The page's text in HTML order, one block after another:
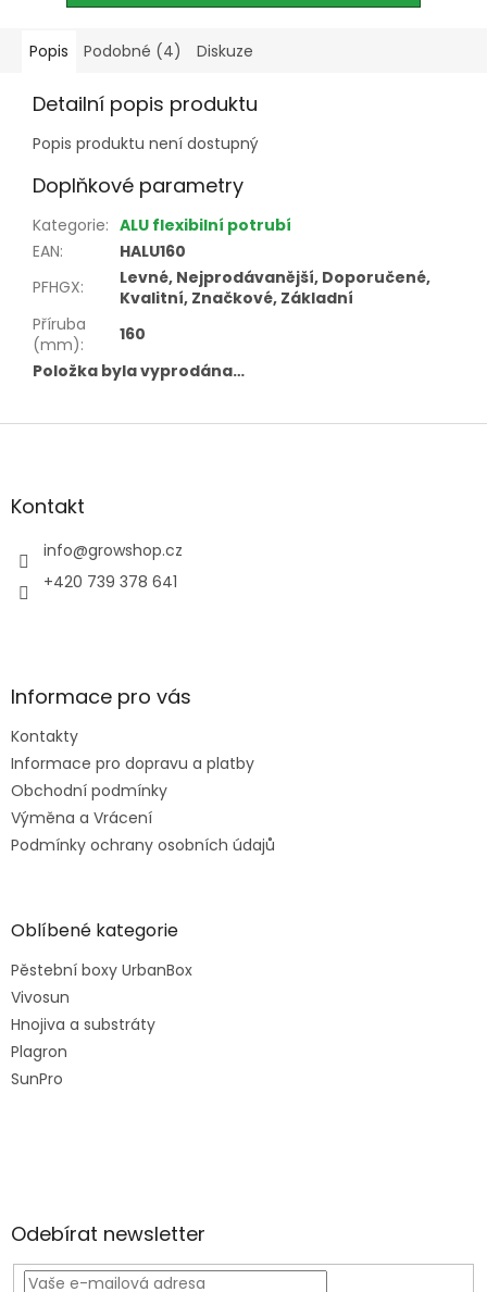
Popis Podobné (4) Diskuze
Detailní popis produktu
Popis produktu není dostupný
Doplňkové parametry
Kategorie: ALU flexibilní potrubí
EAN:
HALU160
PFHGX:
Levné, Nejprodávanější, Doporučené,
Kvalitní, Značkové, Základní
Příruba
(mm):
160
Položka byla vyprodána…
Z
aKontakt
info@growshop.cz
+420 739 378 641
Informace pro vás
Kontakty
Informace pro dopravu a platby
Obchodní podmínky
Výměna a Vrácení
Podmínky ochrany osobních údajů
Oblíbené kategorie
Pěstební boxy UrbanBox
Vivosun
Hnojiva a substráty
Plagron
SunPro
Odebírat newsletter